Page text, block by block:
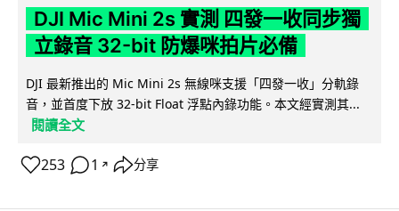
DJI Mic Mini 2s 實測 四發一收同步獨
立錄音 32-bit 防爆咪拍片必備
DJI 最新推出的 Mic Mini 2s 無線咪支援「四發一收」分軌錄
音，並首度下放 32-bit Float 浮點內錄功能。本文經實測其...
閱讀全文
253 1 ↗ 分享